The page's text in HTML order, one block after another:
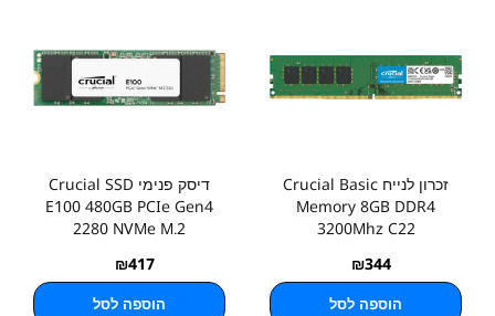
זכרון לנייח Crucial Basic
Memory 8GB DDR4
3200Mhz C22
₪344
הוספה לסל
דיסק פנימי Crucial SSD
E100 480GB PCIe Gen4
2280 NVMe M.2
₪417
הוספה לסל